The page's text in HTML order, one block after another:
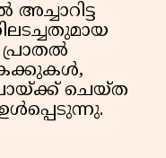
പ്രാതല്‍
ചെയ്ത